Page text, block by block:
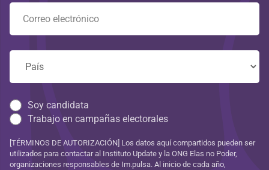
Soy candidata
Trabajo en campañas electorales
[TÉRMINOS DE AUTORIZACIÓN] Los datos aquí compartidos pueden ser
utilizados para contactar al Instituto Update y la ONG Elas no Poder,
organizaciones responsables de Im.pulsa. Al inicio de cada año,